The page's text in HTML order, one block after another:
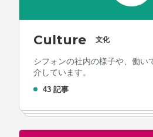
Culture 文化
シフォンの社内の様子や、働い
介しています。
43 記事